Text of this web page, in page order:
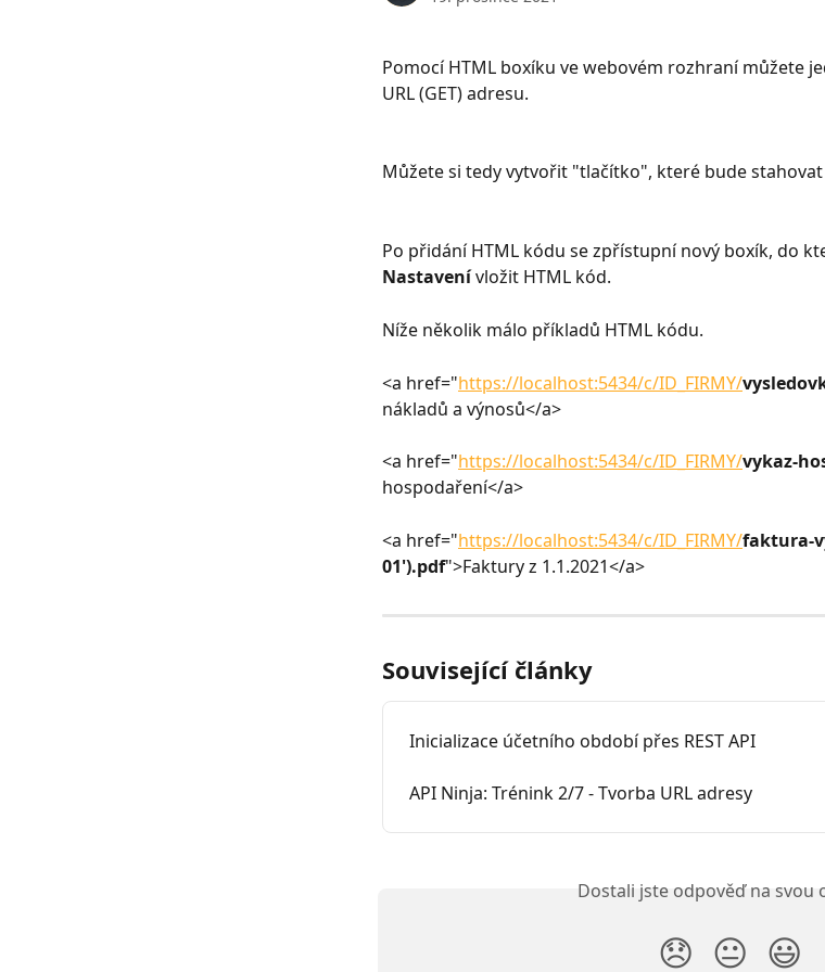
Pomocí HTML boxíku ve webovém rozhraní můžete
URL (GET) adresu.
Můžete si tedy vytvořit "tlačítko", které bude
Po přidání HTML kódu se zpřístupní nový boxík, do
Nastavení vložit HTML kód.
Níže několik málo příkladů HTML kódu.
<a href="https://localhost:5434/c/ID_FIRMY/
nákladů a výnosů</a>
<a href="https://localhost:5434/c/ID_FIRMY/vykaz-
hospodaření</a>
<a href="https://localhost:5434/c/ID_FIRMY/faktura-
01').pdf">Faktury z 1.1.2021</a>
Související články
Inicializace účetního období přes REST API
API Ninja: Trénink 2/7 - Tvorba URL adresy
Dostali jste odpověď na svou
😞 😐 😃